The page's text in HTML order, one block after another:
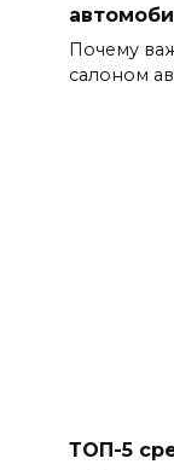
Почему
салоном
ТОП-5